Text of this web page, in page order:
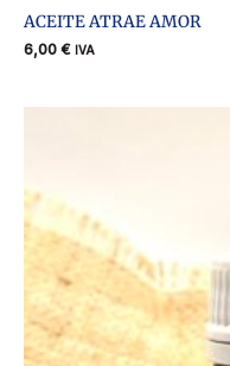
ACEITE ATRAE AMOR
6,00 € IVA